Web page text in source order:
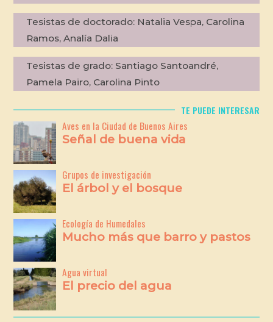
Tesistas de doctorado:Natalia Vespa, Carolina
Ramos, Analía Dalia
Tesistas de grado:Santiago Santoandré,
Pamela Pairo, Carolina Pinto
TE PUEDE INTERESAR
Aves en la Ciudad de Buenos Aires
Señal de buena vida
Grupos de investigación
El árbol y el bosque
Ecología de Humedales
Mucho más que barro y pastos
Agua virtual
El precio del agua